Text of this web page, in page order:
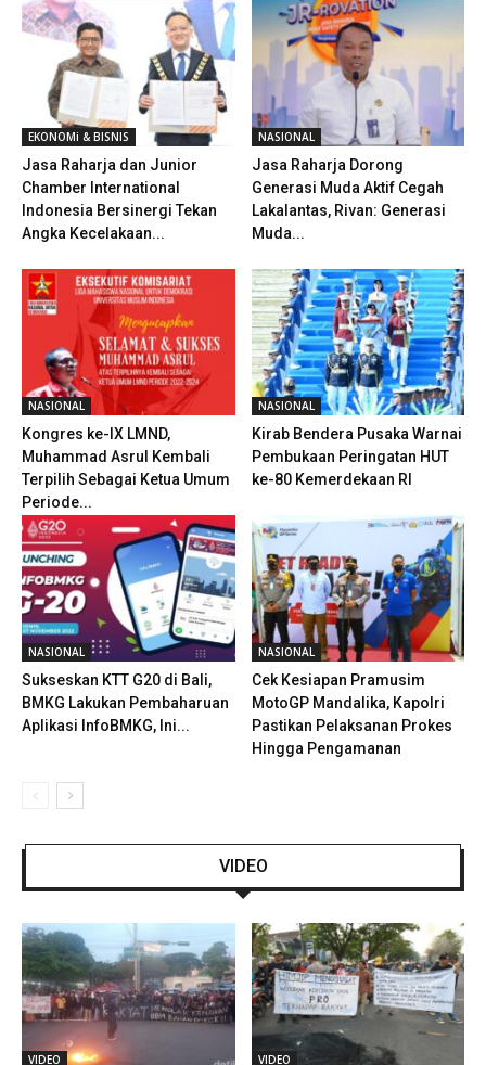
EKONOMi & BISNIS
Jasa Raharja dan Junior
Chamber International
Indonesia Bersinergi Tekan
Angka Kecelakaan...
NASIONAL
Jasa Raharja Dorong
Generasi Muda Aktif Cegah
Lakalantas, Rivan: Generasi
Muda...
NASIONAL
Kongres ke-IX LMND,
Muhammad Asrul Kembali
Terpilih Sebagai Ketua Umum
Periode...
NASIONAL
Kirab Bendera Pusaka Warnai
Pembukaan Peringatan HUT
ke-80 Kemerdekaan RI
NASIONAL
Sukseskan KTT G20 di Bali,
BMKG Lakukan Pembaharuan
Aplikasi InfoBMKG, Ini...
NASIONAL
Cek Kesiapan Pramusim
MotoGP Mandalika, Kapolri
Pastikan Pelaksanan Prokes
Hingga Pengamanan
VIDEO
VIDEO VIDEO